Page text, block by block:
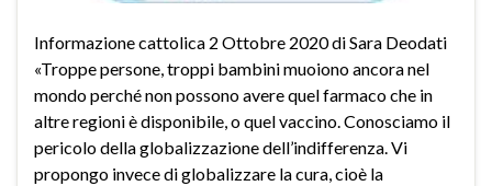
Informazione cattolica 2 Ottobre 2020 di Sara Deodati
«Troppe persone, troppi bambini muoiono ancora nel
mondo perché non possono avere quel farmaco che in
altre regioni è disponibile, o quel vaccino. Conosciamo il
pericolo della globalizzazione dell’indifferenza. Vi
propongo invece di globalizzare la cura, cioè la